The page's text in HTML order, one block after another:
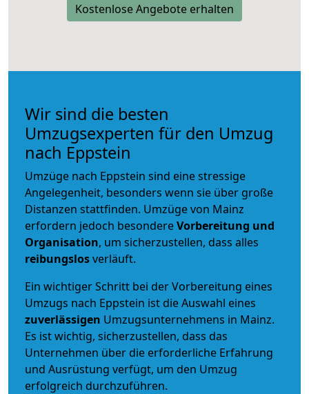
Kostenlose Angebote erhalten
Wir sind die besten
Umzugsexperten für den Umzug
nach Eppstein
Umzüge nach Eppstein sind eine stressige
Angelegenheit, besonders wenn sie über große
Distanzen stattfinden. Umzüge von Mainz
erfordern jedoch besondereVorbereitung und
Organisation, um sicherzustellen, dass alles
reibungslosverläuft.
Ein wichtiger Schritt bei der Vorbereitung eines
Umzugs nach Eppstein ist die Auswahl eines
zuverlässigen Umzugsunternehmens in Mainz.
Es ist wichtig, sicherzustellen, dass das
Unternehmen über die erforderliche Erfahrung
und Ausrüstung verfügt, um den Umzug
erfolgreich durchzuführen.